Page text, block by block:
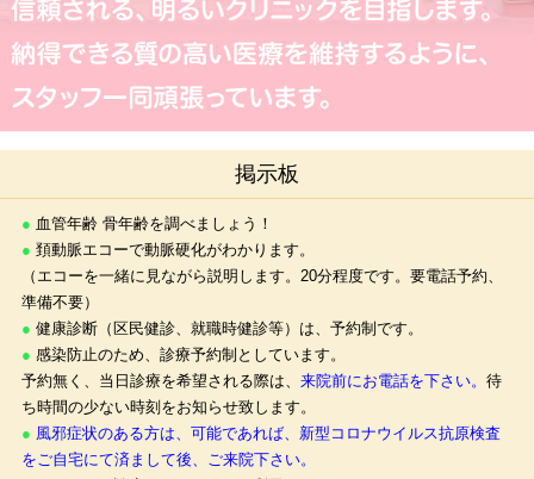
掲示板
● 血管年齢 骨年齢を調べましょう！
● 頚動脈エコーで動脈硬化がわかります。
（エコーを一緒に見ながら説明します。20分程度です。要電話予約、
準備不要）
● 健康診断（区民健診、就職時健診等）は、予約制です。
● 感染防止のため、診療予約制としています。
予約無く、当日診療を希望される際は、 来院前にお電話を下さい。 待
ち時間の少ない時刻をお知らせ致します。
● 風邪症状のある方は、可能であれば、新型コロナウイルス抗原検査
をご自宅にて済まして後、ご来院下さい。